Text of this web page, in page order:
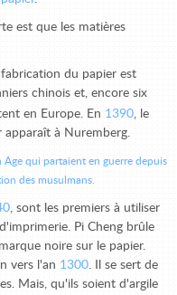
est que les matières
du papier est
chinois et, encore six
en Europe. En 1390 , le
à Nuremberg.
Age qui partaient en guerre depuis
des musulmans.
, sont les premiers à utiliser
Pi Cheng brûle
noire sur le papier.
vers l'an 1300 . Il se sert de
Mais, qu'ils soient d'argile